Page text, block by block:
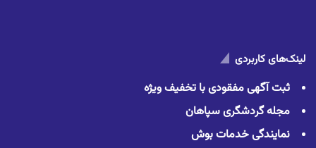
لینک‌های کاربردی
ثبت آگهی مفقودی با تخفیف ویژه
مجله گردشگری سپاهان
نمایندگی خدمات بوش